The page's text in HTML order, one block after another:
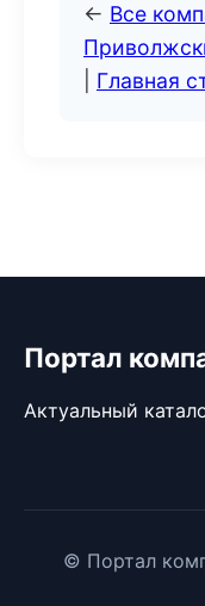
← Все
Главная
Портал
Актуальный
© Портал